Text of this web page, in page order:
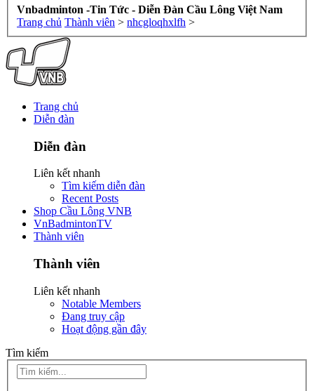
Vnbadminton -Tin Tức - Diễn Đàn Cầu Lông Việt Nam
Trang chủ Thành viên > nhcgloqhxlfh >
Trang chủ
Diễn đàn
Diễn đàn
Liên kết nhanh
Tìm kiếm diễn đàn
Recent Posts
Shop Cầu Lông VNB
VnBadmintonTV
Thành viên
Thành viên
Liên kết nhanh
Notable Members
Đang truy cập
Hoạt động gần đây
Tìm kiếm